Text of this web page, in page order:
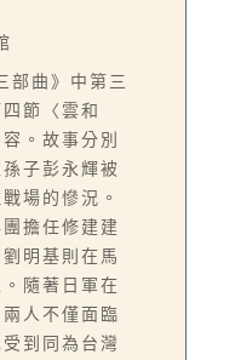
部曲》中第三
節〈雲和
。故事分別
子彭永輝被
場的慘況。
擔任修建建
明基則在馬
隨著日軍在
人不僅面臨
到同為台灣